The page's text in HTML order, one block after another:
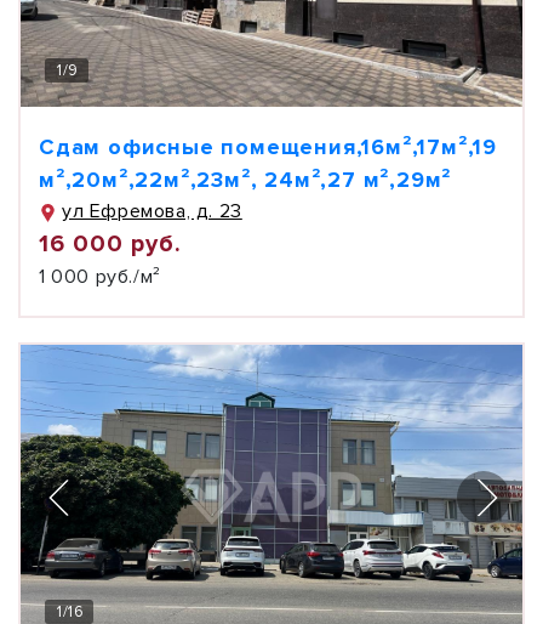
1/9
Сдам офисные помещения,16м²,17м²,19
м²,20м²,22м²,23м², 24м²,27 м²,29м²
ул Ефремова, д. 23
16 000 руб.
1 000 руб./м²
1/16